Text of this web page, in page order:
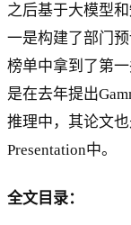
之后基于大模型
一是构建了部门
榜单中拿到了第
是在去年提出
推理中，其论文
Presentation中。
全文目录：